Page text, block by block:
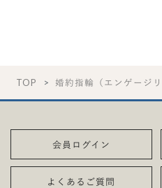
TOP 婚約指輪（エンゲージ
会員ログイン
よくあるご質問